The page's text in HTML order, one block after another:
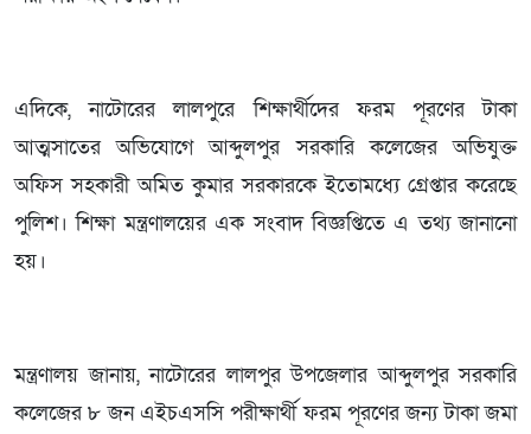
এদিকে, নাটোরের লালপুরে শিক্ষার্থীদের ফরম পূরণের টাকা
আত্মসাতের অভিযোগে আব্দুলপুর সরকারি কলেজের অভিযুক্ত
অফিস সহকারী অমিত কুমার সরকারকে ইতোমধ্যে গ্রেপ্তার করেছে
পুলিশ। শিক্ষা মন্ত্রণালয়ের এক সংবাদ বিজ্ঞপ্তিতে এ তথ্য জানানো
হয়।
মন্ত্রণালয় জানায়, নাটোরের লালপুর উপজেলার আব্দুলপুর সরকারি
কলেজের ৮ জন এইচএসসি পরীক্ষার্থী ফরম পূরণের জন্য টাকা জমা